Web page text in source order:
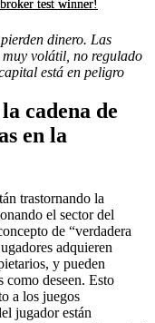
test winner!
dinero. Las
volátil, no regulado
está en peligro
cadena de
en la
trastornando la
el sector del
de “verdadera
adquieren
y pueden
deseen. Esto
a los juegos
jugador están